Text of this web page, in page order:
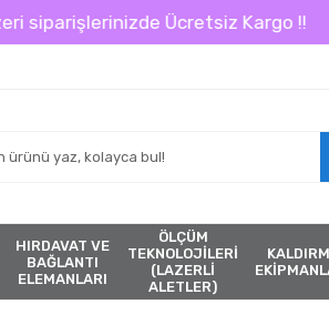
siparişlerinizde Ücretsiz Kargo !!
HIRDAVAT VE
BAĞLANTI
ELEMANLARI
ÖLÇÜM
TEKNOLOJİLERİ
(LAZERLİ
ALETLER)